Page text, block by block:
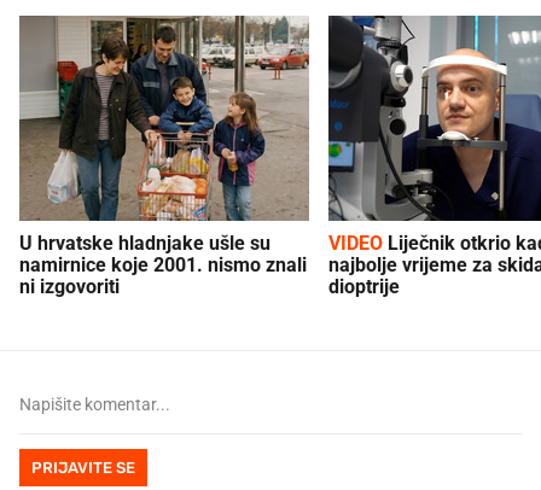
U hrvatske hladnjake ušle su
namirnice koje 2001. nismo znali
ni izgovoriti
VIDEO
najbolje vrijeme za
dioptrije
PRIJAVITE SE